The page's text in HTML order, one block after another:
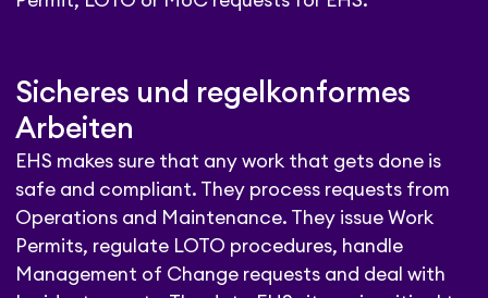
Sicheres und regelkonformes
Arbeiten
EHS makes sure that any work that gets done is
safe and compliant. They process requests from
Operations and Maintenance. They issue Work
Permits, regulate LOTO procedures, handle
Management of Change requests and deal with